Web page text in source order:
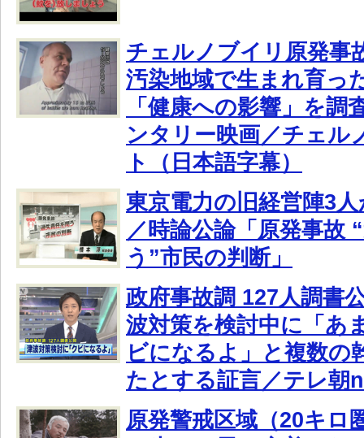
チェルノブイリ原発事
汚染地域で生まれ育っ
「健康への影響」を調
ンタリー映画／チェル
ト（日本語字幕）
東京電力の旧経営陣3
／時論公論「原発事故
う”市民の判断」
政府事故調 127人調書
波対策を検討中に「あ
ビになるよ」と複数の
たとする証言／テレ朝
原発警戒区域（20キロ